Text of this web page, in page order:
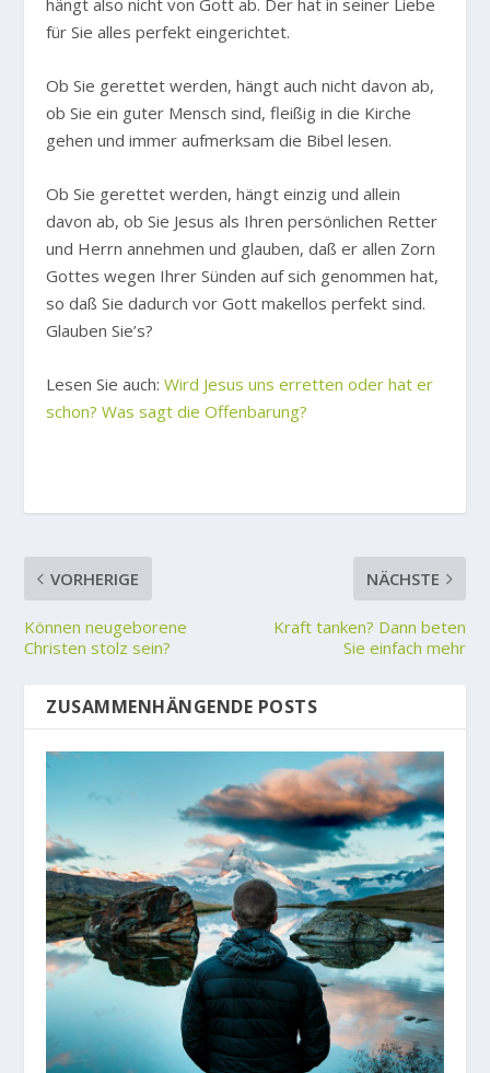
hängt also nicht von Gott ab. Der hat in seiner Liebe
für Sie alles perfekt eingerichtet.
Ob Sie gerettet werden, hängt auch nicht davon ab,
ob Sie ein guter Mensch sind, fleißig in die Kirche
gehen und immer aufmerksam die Bibel lesen.
Ob Sie gerettet werden, hängt einzig und allein
davon ab, ob Sie Jesus als Ihren persönlichen Retter
und Herrn annehmen und glauben, daß er allen Zorn
Gottes wegen Ihrer Sünden auf sich genommen hat,
so daß Sie dadurch vor Gott makellos perfekt sind.
Glauben Sie’s?
Lesen Sie auch:Wird Jesus uns erretten oder hat er
schon? Was sagt die Offenbarung?
VORHERIGE
Können neugeborene
Christen stolz sein?
NÄCHSTE
Kraft tanken? Dann beten
Sie einfach mehr
ZUSAMMENHÄNGENDE POSTS